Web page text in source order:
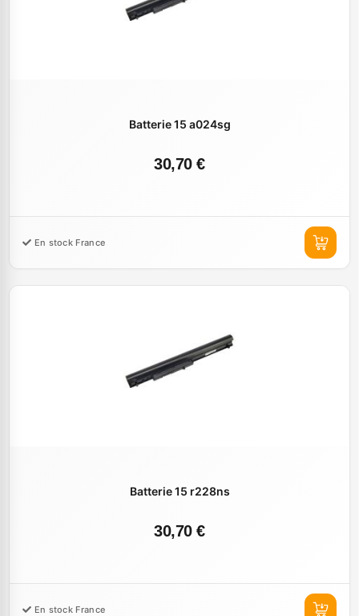
Batterie 15 a024sg
30,70 €
En stock France
Batterie 15 r228ns
30,70 €
En stock France